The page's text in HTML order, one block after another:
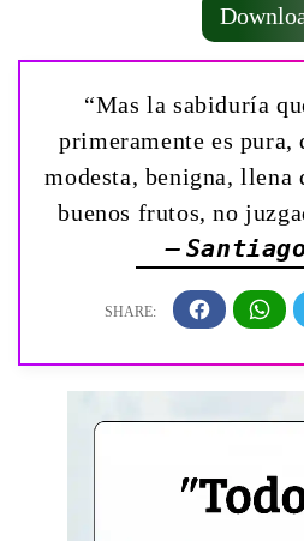
“Mas la sabiduría
primeramente es pura,
modesta, benigna, llena
buenos frutos, no
—